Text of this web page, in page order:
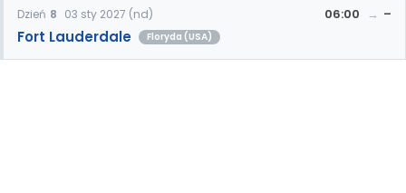
Dzień 8 03 sty 2027 (nd)
Fort Lauderdale Floryda (USA)
06:00 –